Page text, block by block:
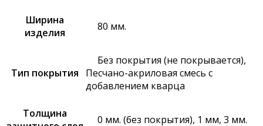
Ширина
изделия
80 мм.
Тип покрытия
Без покрытия (не покрывается),
Песчано-акриловая смесь с
добавлением кварца
Толщина
0 мм. (без покрытия), 1 мм, 3 мм.